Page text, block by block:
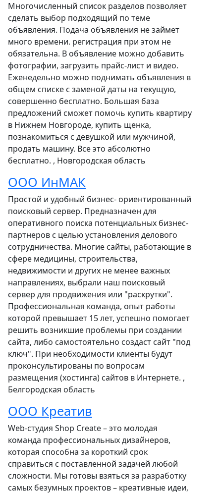
Многочисленный список разделов позволяет
сделать выбор подходящий по теме
объявления. Подача объявления не займет
много времени. регистрация при этом не
обязательна. В объявление можно добавить
фотографии, загрузить прайс-лист и видео.
Еженедельно можно поднимать объявления в
общем списке с заменой даты на текущую,
совершенно бесплатно. Большая база
предложений сможет помочь купить квартиру
в Нижнем Новгороде, купить щенка,
познакомиться с девушкой или мужчиной,
продать машину. Все это абсолютно
бесплатно. , Новгородская область
OOO ИнМАК
Простой и удобный бизнес- ориентированный
поисковый сервер. Предназначен для
оперативного поиска потенциальных бизнес-
партнеров с целью установления делового
сотрудничества. Многие сайты, работающие в
сфере медицины, строительства,
недвижимости и других не менее важных
направлениях, выбрали наш поисковый
сервер для продвижения или "раскрутки".
Профессиональная команда, опыт работы
которой превышает 15 лет, успешно помогает
решить возникшие проблемы при создании
сайта, либо самостоятельно создаст сайт "под
ключ". При необходимости клиенты будут
проконсультированы по вопросам
размещения (хостинга) сайтов в Интернете. ,
Белгородская область
ООО Креатив
Web-студия Shop Create – это молодая
команда профессиональных дизайнеров,
которая способна за короткий срок
справиться с поставленной задачей любой
сложности. Мы готовы взяться за разработку
самых безумных проектов – креативные идеи,